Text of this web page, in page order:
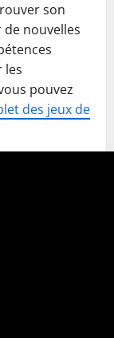
son
nouvelles
les
pouvez
des jeux de